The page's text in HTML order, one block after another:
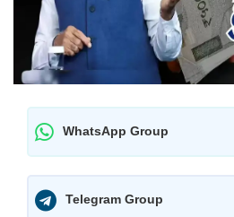
WhatsApp Group
Telegram Group